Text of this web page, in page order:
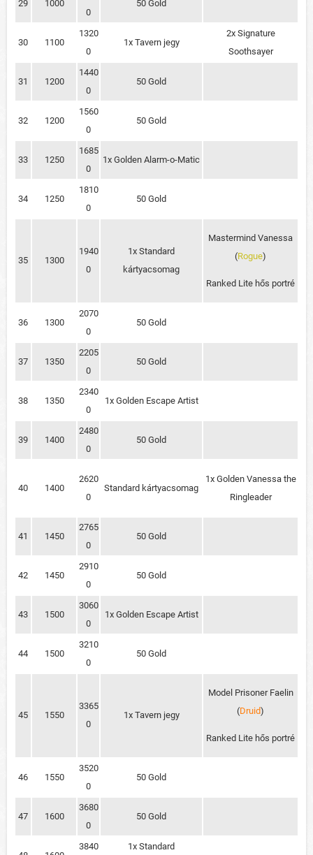
29 1000
0
50 Gold
30 1100
1320
0
1x Tavern jegy
2x Signature
Soothsayer
31 1200
1440
0
50 Gold
32 1200
1560
0
50 Gold
33 1250
1685
0
1x Golden Alarm-o-Matic
34 1250
1810
0
50 Gold
35 1300
1940
0
1x Standard
kártyacsomag
Mastermind Vanessa
(Rogue)
Ranked Lite hős portré
36 1300
2070
0
50 Gold
37 1350
2205
0
50 Gold
38 1350
2340
0
1x Golden Escape Artist
39 1400
2480
0
50 Gold
40 1400
2620
0
Standard kártyacsomag
1x Golden Vanessa the
Ringleader
41 1450
2765
0
50 Gold
42 1450
2910
0
50 Gold
43 1500
3060
0
1x Golden Escape Artist
44 1500
3210
0
50 Gold
45 1550
3365
0
1x Tavern jegy
Model Prisoner Faelin
(Druid)
Ranked Lite hős portré
46 1550
3520
0
50 Gold
47 1600
3680
0
50 Gold
3840 1x Standard